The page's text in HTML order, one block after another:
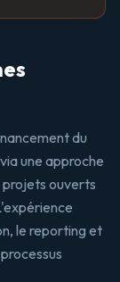
du
une approche
ouverts
le reporting et